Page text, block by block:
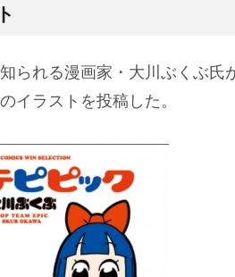
られる漫画家・大川ぶくぶ氏
イラストを投稿した。